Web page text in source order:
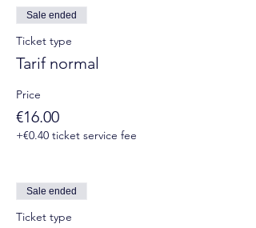
Sale ended
Ticket type
Tarif normal
Price
€16.00
+€0.40 ticket service fee
Sale ended
Ticket type